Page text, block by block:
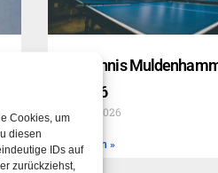
Cookies, um
diesen
IDs auf
zurückziehst,
Tischtennis
15.03.26
15. März 2026
Weiterlesen »